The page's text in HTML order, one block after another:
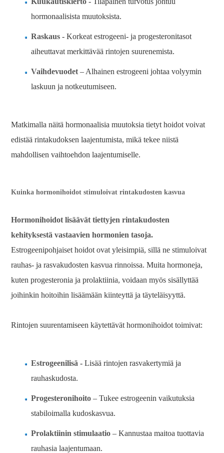
hormonaalisista muutoksista.
Raskaus - Korkeat estrogeeni- ja progesteronitasot
aiheuttavat merkittävää rintojen suurenemista.
Vaihdevuodet – Alhainen estrogeeni johtaa volyymin
laskuun ja notkeutumiseen.
Matkimalla näitä hormonaalisia muutoksia tietyt hoidot voivat
edistää rintakudoksen laajentumista, mikä tekee niistä
mahdollisen vaihtoehdon laajentumiselle.
Kuinka hormonihoidot stimuloivat rintakudosten kasvua
Hormonihoidot lisäävät tiettyjen rintakudosten
kehityksestä vastaavien hormonien tasoja.
Estrogeenipohjaiset hoidot ovat yleisimpiä, sillä ne stimuloivat
rauhas- ja rasvakudosten kasvua rinnoissa. Muita hormoneja,
kuten progesteronia ja prolaktiinia, voidaan myös sisällyttää
joihinkin hoitoihin lisäämään kiinteyttä ja täyteläisyyttä.
Rintojen suurentamiseen käytettävät hormonihoidot toimivat:
Estrogeenilisä - Lisää rintojen rasvakertymiä ja
rauhaskudosta.
Progesteronihoito – Tukee estrogeenin vaikutuksia
stabiloimalla kudoskasvua.
Prolaktiinin stimulaatio – Kannustaa maitoa tuottavia
rauhasia laajentumaan.